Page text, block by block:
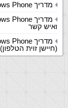
מדריך Windows Phone – שימוש ב Launchers
ואיש קשר
(חיישן זוית הטלפון)